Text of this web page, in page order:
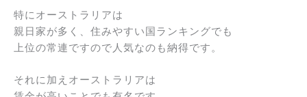
特にオーストラリアは
親日家が多く、住みやすい国ランキングでも
上位の常連ですので人気なのも納得です。
それに加えオーストラリアは